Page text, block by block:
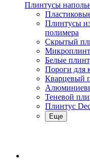
Плинтусы
Плинтусы
полимера
Скрытый
Белые
Пороги для
Кварцевый
Теневой
Плинтус
Еще